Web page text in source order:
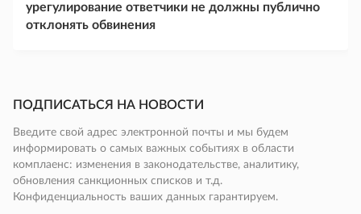
урегулирование ответчики не должны публично
отклонять обвинения
ПОДПИСАТЬСЯ НА НОВОСТИ
Введите свой адрес электронной почты и мы будем
информировать о самых важных событиях в области
комплаенс: изменения в законодательстве, аналитику,
обновления санкционных списков и т.д.
Конфиденциальность ваших данных гарантируем.